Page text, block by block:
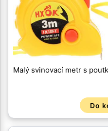
Malý svinovací metr s
Do